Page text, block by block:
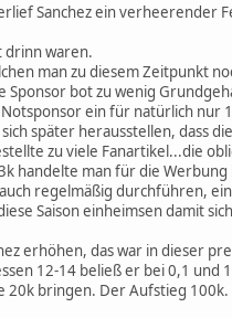
Sanchez ein verheerender
drinn waren.
man zu diesem Zeitpunkt
bot zu wenig
ein für natürlich nur
später herausstellen, dass
zu viele Fanartikel...die
handelte man für die Werbung
regelmäßig durchführen,
Saison einheimsen damit
erhöhen, das war in dieser
12-14 beließ er bei 0,1 und
20k bringen. Der Aufstieg 100k.